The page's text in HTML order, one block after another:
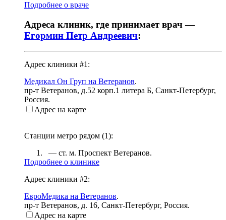
Подробнее о враче
Адреса клиник, где принимает врач —
Егормин Петр Андреевич:
Адрес клиники #1:
Медикал Он Груп на Ветеранов.
пр-т Ветеранов, д.52 корп.1 литера Б, Санкт-Петербург,
Россия.
Адрес на карте
Станции метро рядом (1):
— ст. м. Проспект Ветеранов.
Подробнее о клинике
Адрес клиники #2:
ЕвроМедика на Ветеранов.
пр-т Ветеранов, д. 16, Санкт-Петербург, Россия.
Адрес на карте